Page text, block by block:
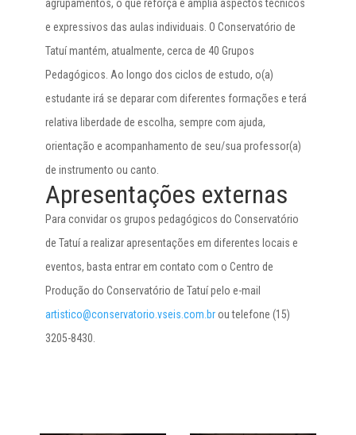
agrupamentos, o que reforça e amplia aspectos técnicos
e expressivos das aulas individuais. O Conservatório de
Tatuí mantém, atualmente, cerca de 40 Grupos
Pedagógicos. Ao longo dos ciclos de estudo, o(a)
estudante irá se deparar com diferentes formações e terá
relativa liberdade de escolha, sempre com ajuda,
orientação e acompanhamento de seu/sua professor(a)
de instrumento ou canto.
Apresentações externas
Para convidar os grupos pedagógicos do Conservatório
de Tatuí a realizar apresentações em diferentes locais e
eventos, basta entrar em contato com o Centro de
Produção do Conservatório de Tatuí pelo e-mail
artistico@conservatorio.vseis.com.brou telefone (15)
3205-8430.